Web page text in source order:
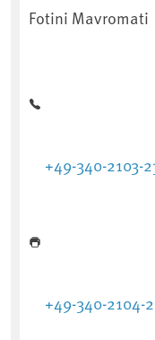
Fotini Mavromati
+49-340-2103-
+49-340-2104-